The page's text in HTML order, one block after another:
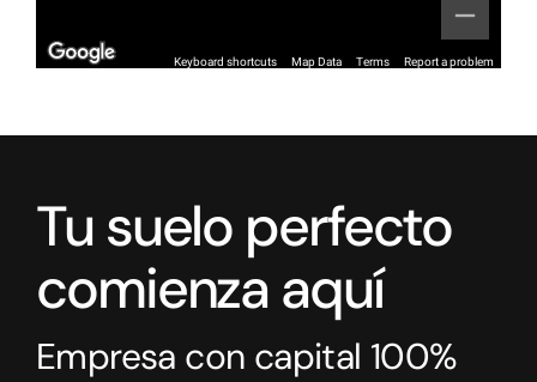
Tu suelo perfecto
comienza aquí
Empresa con capital 100%